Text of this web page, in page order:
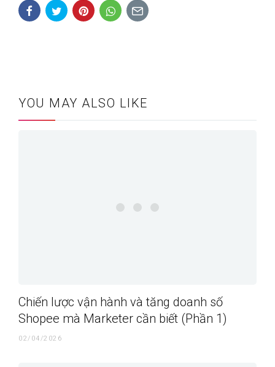
YOU MAY ALSO LIKE
Chiến lược vận hành và tăng doanh số
Shopee mà Marketer cần biết (Phần 1)
02/04/2026